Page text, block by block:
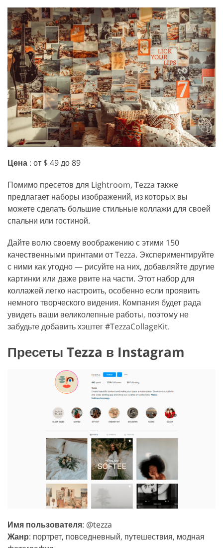
Цена : от $ 49 до 89
Помимо пресетов для Lightroom, Tezza также
предлагает наборы изображений, из которых вы
можете сделать большие стильные коллажи для своей
спальни или гостиной.
Дайте волю своему воображению с этими 150
качественными принтами от Tezza. Экспериментируйте
с ними как угодно — рисуйте на них, добавляйте другие
картинки или даже рвите на части. Этот набор для
коллажей легко настроить, особенно если проявить
немного творческого видения. Компания будет рада
увидеть ваши великолепные работы, поэтому не
забудьте добавить хэштег #TezzaCollageKit.
Пресеты Tezza в Instagram
Имя пользователя: @tezza
Жанр: портрет, повседневный, путешествия, модная